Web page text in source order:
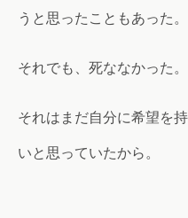
うと思ったこともあった。
それでも、死ななかった。
それはまだ自分に希望を
いと思っていたから。